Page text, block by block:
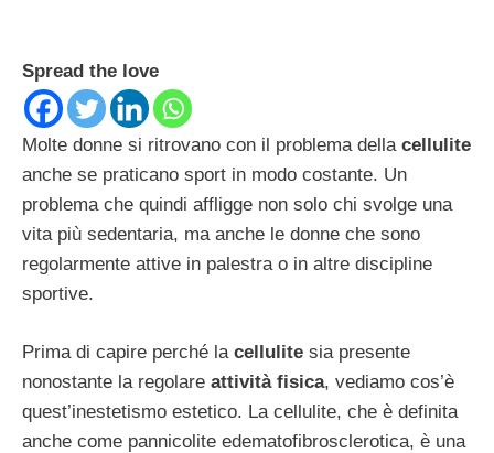
Spread the love
Molte donne si ritrovano con il problema della cellulite
anche se praticano sport in modo costante. Un
problema che quindi affligge non solo chi svolge una
vita più sedentaria, ma anche le donne che sono
regolarmente attive in palestra o in altre discipline
sportive.
Prima di capire perché la cellulite sia presente
nonostante la regolare attività fisica, vediamo cos’è
quest’inestetismo estetico. La cellulite, che è definita
anche come pannicolite edematofibrosclerotica, è una